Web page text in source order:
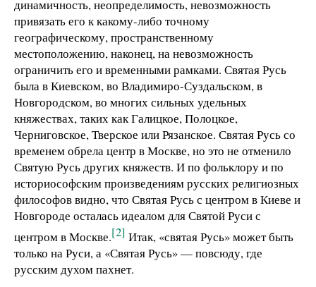
динамичность, неопределимость, невозможность
привязать его к какому-либо точному
географическому, пространственному
местоположению, наконец, на невозможность
ограничить его и временными рамками. Святая Русь
была в Киевском, во Владимиро-Суздальском, в
Новгородском, во многих сильных удельных
княжествах, таких как Галицкое, Полоцкое,
Черниговское, Тверское или Рязанское. Святая Русь со
временем обрела центр в Москве, но это не отменило
Святую Русь других княжеств. И по фольклору и по
историософским произведениям русских религиозных
философов видно, что Святая Русь с центром в Киеве и
Новгороде осталась идеалом для Святой Руси с
центром в Москве.[2] Итак, «святая Русь» может быть
только на Руси, а «Святая Русь» — повсюду, где
русским духом пахнет.